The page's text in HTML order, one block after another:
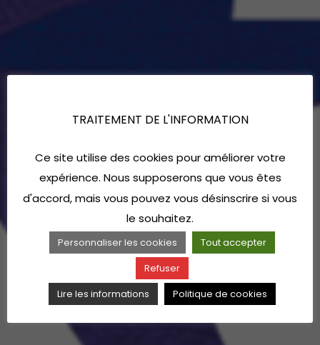
TRAITEMENT DE L'INFORMATION
Ce site utilise des cookies pour améliorer votre
expérience. Nous supposerons que vous êtes
d'accord, mais vous pouvez vous désinscrire si vous
le souhaitez.
Personnaliser les cookies
Tout accepter
Refuser
Lire les informations
Politique de cookies